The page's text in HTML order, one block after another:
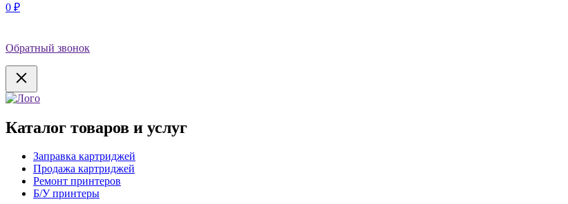
0 ₽
Обратный звонок
Каталог товаров и услуг
Заправка картриджей
Продажа картриджей
Ремонт принтеров
Б/У принтеры